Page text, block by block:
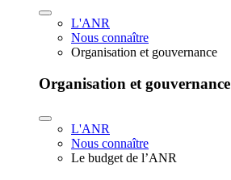
L'ANR
Nous connaître
Organisation et gouvernance
Organisation et gouvernance
L'ANR
Nous connaître
Le budget de l’ANR